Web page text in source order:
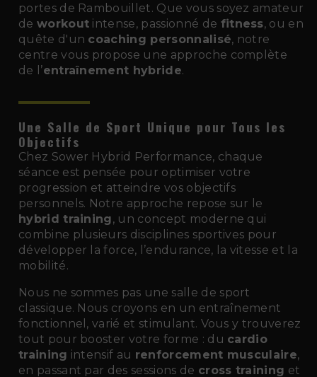
portes de Rambouillet. Que vous soyez amateur
de workout intense, passionné de fitness, ou en
quête d'un coaching personnalisé, notre
centre vous propose une approche complète
de l’entraînement hybride.
Une Salle de Sport Unique pour Tous les
Objectifs
Chez Sower Hybrid Performance, chaque
séance est pensée pour optimiser votre
progression et atteindre vos objectifs
personnels. Notre approche repose sur le
hybrid training, un concept moderne qui
combine plusieurs disciplines sportives pour
développer la force, l’endurance, la vitesse et la
mobilité.
Nous ne sommes pas une salle de sport
classique. Nous croyons en un entraînement
fonctionnel, varié et stimulant. Vous y trouverez
tout pour booster votre forme : du cardio
training intensif au renforcement musculaire,
en passant par des sessions de cross training et